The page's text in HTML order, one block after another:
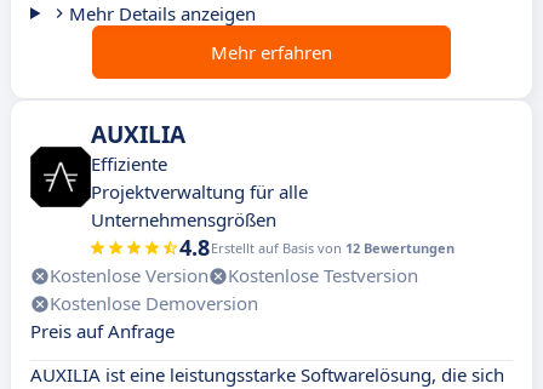
Mehr Details anzeigen
Mehr erfahren
AUXILIA
Effiziente
Projektverwaltung für alle
Unternehmensgrößen
4.8Erstellt auf Basis von 12 Bewertungen
Kostenlose Version
Kostenlose Testversion
Kostenlose Demoversion
Preis auf Anfrage
AUXILIA ist eine leistungsstarke Softwarelösung, die sich